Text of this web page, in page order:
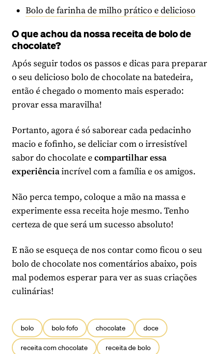
Bolo de farinha de milho prático e delicioso
O que achou da nossa receita de bolo de
chocolate?
Após seguir todos os passos e dicas para preparar
o seu delicioso bolo de chocolate na batedeira,
então é chegado o momento mais esperado:
provar essa maravilha!
Portanto, agora é só saborear cada pedacinho
macio e fofinho, se deliciar com o irresistível
sabor do chocolate ecompartilhar essa
experiênciaincrível com a família e os amigos.
Não perca tempo, coloque a mão na massa e
experimente essa receita hoje mesmo. Tenho
certeza de que será um sucesso absoluto!
E não se esqueça de nos contar como ficou o seu
bolo de chocolate nos comentários abaixo, pois
mal podemos esperar para ver as suas criações
culinárias!
bolo bolo fofo chocolate doce
receita com chocolate receita de bolo